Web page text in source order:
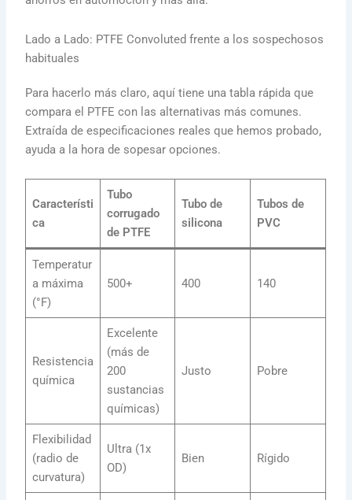
Lado a Lado: PTFE Convoluted frente a los sospechosos
habituales
Para hacerlo más claro, aquí tiene una tabla rápida que
compara el PTFE con las alternativas más comunes.
Extraída de especificaciones reales que hemos probado,
ayuda a la hora de sopesar opciones.
Característi
ca
Tubo
corrugado
de PTFE
Tubo de
silicona
Tubos de
PVC
Temperatur
a máxima
(°F)
500+ 400 140
Resistencia
química
Excelente
(más de
200
sustancias
químicas)
Justo Pobre
Flexibilidad
(radio de
curvatura)
Ultra (1x
OD)
Bien Rígido